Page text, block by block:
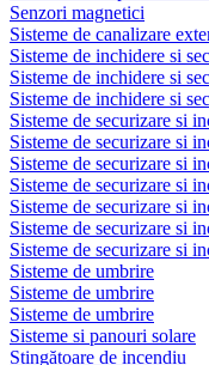
Senzori magnetici
Sisteme de canalizare
Sisteme de inchidere si
Sisteme de inchidere si
Sisteme de inchidere si
Sisteme de securizare si
Sisteme de securizare si
Sisteme de securizare si
Sisteme de securizare si
Sisteme de securizare si
Sisteme de securizare si
Sisteme de securizare si
Sisteme de umbrire
Sisteme de umbrire
Sisteme de umbrire
Sisteme si panouri solare
Stingătoare de incendiu